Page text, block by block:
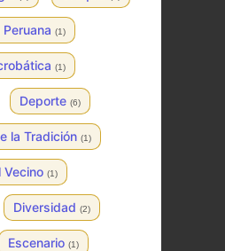
(1)
(1)
Deporte (6)
la Tradición (1)
Vecino (1)
Diversidad (2)
Escenario (1)